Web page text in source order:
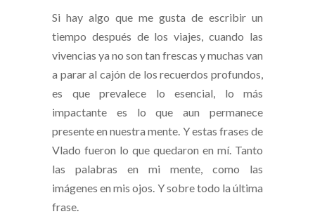
Si hay algo que me gusta de escribir un
tiempo después de los viajes, cuando las
vivencias ya no son tan frescas y muchas van
a parar al cajón de los recuerdos profundos,
es que prevalece lo esencial, lo más
impactante es lo que aun permanece
presente en nuestra mente. Y estas frases de
Vlado fueron lo que quedaron en mí. Tanto
las palabras en mi mente, como las
imágenes en mis ojos. Y sobre todo la última
frase.